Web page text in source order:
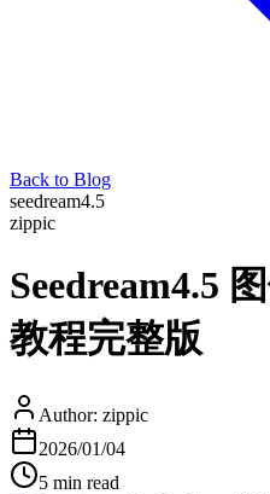
Back to Blog
seedream4.5
zippic
Seedream4.5
教程完整版
Author: zippic
2026/01/04
5 min read